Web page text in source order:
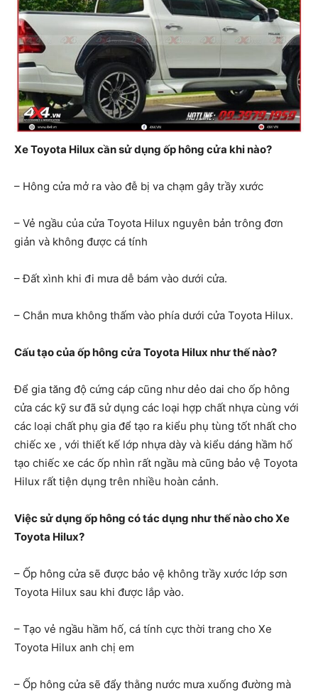
Xe Toyota Hilux cần sử dụng ốp hông cửa khi nào?
– Hông cửa mở ra vào đễ bị va chạm gây trầy xước
– Vẻ ngầu của cửa Toyota Hilux nguyên bản trông đơn
giản và không được cá tính
– Đất xình khi đi mưa dễ bám vào dưới cửa.
– Chắn mưa không thấm vào phía dưới cửa Toyota Hilux.
Cấu tạo của ốp hông cửa Toyota Hilux như thế nào?
Để gia tăng độ cứng cáp cũng như dẻo dai cho ốp hông
cửa các kỹ sư đã sử dụng các loại hợp chất nhựa cùng với
các loại chất phụ gia để tạo ra kiểu phụ tùng tốt nhất cho
chiếc xe , với thiết kế lớp nhựa dày và kiểu dáng hầm hố
tạo chiếc xe các ốp nhìn rất ngầu mà cũng bảo vệ Toyota
Hilux rất tiện dụng trên nhiều hoàn cảnh.
Việc sử dụng ốp hông có tác dụng như thế nào cho Xe
Toyota Hilux?
– Ốp hông cửa sẽ được bảo vệ không trầy xước lớp sơn
Toyota Hilux sau khi được lắp vào.
– Tạo vẻ ngầu hầm hố, cá tính cực thời trang cho Xe
Toyota Hilux anh chị em
– Ốp hông cửa sẽ đẩy thằng nước mưa xuống đường mà